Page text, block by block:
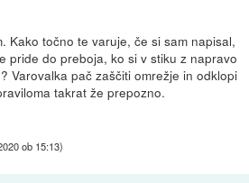
Kako točno te varuje, če si sam napisal,
pride do preboja, ko si v stiku z napravo
Varovalka pač zaščiti omrežje in odklopi
takrat že prepozno.
ob 15:13)